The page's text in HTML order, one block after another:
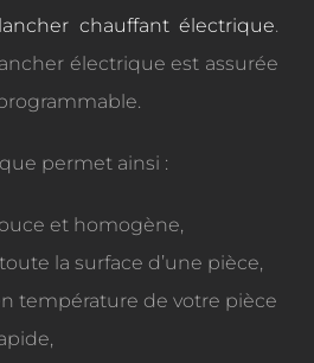
chauffant électrique
électrique est assurée
permet ainsi :
et homogène,
la surface d’une pièce,
température de votre pièce